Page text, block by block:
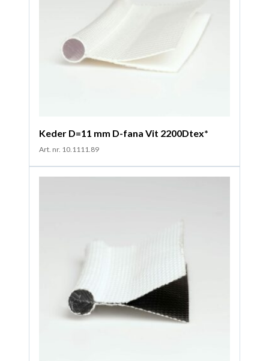
Keder D=11 mm D-fana Vit 2200Dtex*
Art. nr. 10.1111.89